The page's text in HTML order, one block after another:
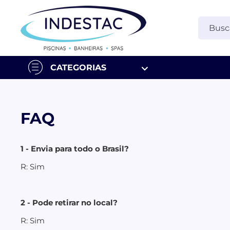
CATEGORIAS
FAQ
1 - Envia para todo o Brasil?
R: Sim
2 - Pode retirar no local?
R: Sim